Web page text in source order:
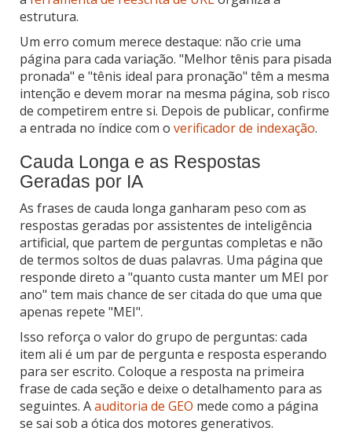
estrutura.
Um erro comum merece destaque: não crie uma
página para cada variação. "Melhor tênis para pisada
pronada" e "tênis ideal para pronação" têm a mesma
intenção e devem morar na mesma página, sob risco
de competirem entre si. Depois de publicar, confirme
a entrada no índice com o verificador de indexação.
Cauda Longa e as Respostas
Geradas por IA
As frases de cauda longa ganharam peso com as
respostas geradas por assistentes de inteligência
artificial, que partem de perguntas completas e não
de termos soltos de duas palavras. Uma página que
responde direto a "quanto custa manter um MEI por
ano" tem mais chance de ser citada do que uma que
apenas repete "MEI".
Isso reforça o valor do grupo de perguntas: cada
item ali é um par de pergunta e resposta esperando
para ser escrito. Coloque a resposta na primeira
frase de cada seção e deixe o detalhamento para as
seguintes. Aauditoria de GEO mede como a página
se sai sob a ótica dos motores generativos.